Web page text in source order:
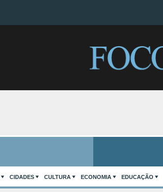
CIDADES CULTURA ECONOMIA EDUCAÇÃO